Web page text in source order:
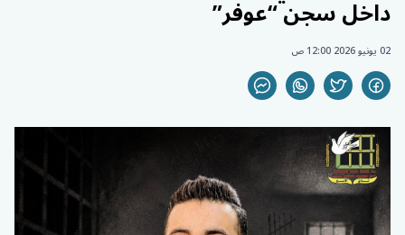
داخل سجن “عوفر”
02 يونيو 2026 12:00 ص